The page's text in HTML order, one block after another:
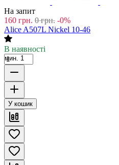
На запит
160 грн. 0 грн. -0%
Alice A507L Nickel 10-46
В наявності
мин. 1
У кошик